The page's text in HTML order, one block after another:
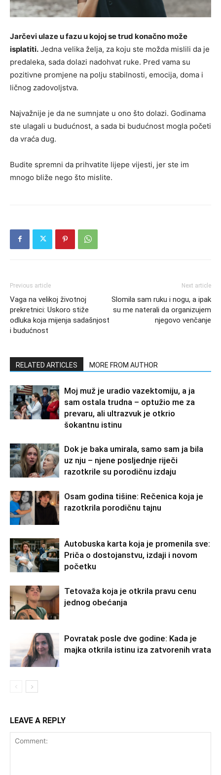
Jarčevi ulaze u fazu u kojoj se trud konačno može
isplatiti. Jedna velika želja, za koju ste možda mislili da je
predaleka, sada dolazi nadohvat ruke. Pred vama su
pozitivne promjene na polju stabilnosti, emocija, doma i
ličnog zadovoljstva.
Najvažnije je da ne sumnjate u ono što dolazi. Godinama
ste ulagali u budućnost, a sada bi budućnost mogla početi
da vraća dug.
Budite spremni da prihvatite lijepe vijesti, jer ste im
mnogo bliže nego što mislite.
Previous article
Vaga na velikoj životnoj
prekretnici: Uskoro stiže
odluka koja mijenja sadašnjost
i budućnost
Next article
Slomila sam ruku i nogu, a ipak
su me naterali da organizujem
njegovo venčanje
RELATED ARTICLES MORE FROM AUTHOR
Moj muž je uradio vazektomiju, a ja
sam ostala trudna – optužio me za
prevaru, ali ultrazvuk je otkrio
šokantnu istinu
Dok je baka umirala, samo sam ja bila
uz nju – njene posljednje riječi
razotkrile su porodičnu izdaju
Osam godina tišine: Rečenica koja je
razotkrila porodičnu tajnu
Autobuska karta koja je promenila sve:
Priča o dostojanstvu, izdaji i novom
početku
Tetovaža koja je otkrila pravu cenu
jednog obećanja
Povratak posle dve godine: Kada je
majka otkrila istinu iza zatvorenih vrata
LEAVE A REPLY